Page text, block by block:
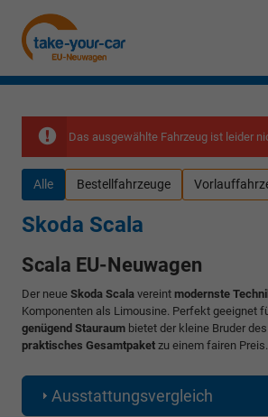
Das ausgewählte Fahrzeug ist leider
Alle Bestellfahrzeuge
Skoda Scala
Scala EU-Neuwagen
Der neue Skoda Scala vereint modernste
Komponenten als Limousine. Perfekt geeignet
genügend Stauraum bietet der kleine Bruder
praktisches Gesamtpaket zu einem fairen Preis.
Ausstattungsvergleich